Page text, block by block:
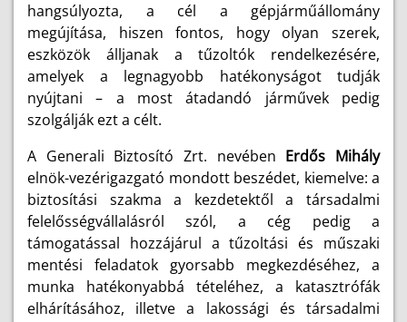
hangsúlyozta, a cél a gépjárműállomány
megújítása, hiszen fontos, hogy olyan szerek,
eszközök álljanak a tűzoltók rendelkezésére,
amelyek a legnagyobb hatékonyságot tudják
nyújtani – a most átadandó járművek pedig
szolgálják ezt a célt.
A Generali Biztosító Zrt. nevében Erdős Mihály
elnök-vezérigazgató mondott beszédet, kiemelve: a
biztosítási szakma a kezdetektől a társadalmi
felelősségvállalásról szól, a cég pedig a
támogatással hozzájárul a tűzoltási és műszaki
mentési feladatok gyorsabb megkezdéséhez, a
munka hatékonyabbá tételéhez, a katasztrófák
elhárításához, illetve a lakossági és társadalmi